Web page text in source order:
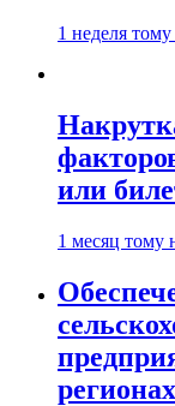
1 неделя тому
или
1 месяц тому
регионах